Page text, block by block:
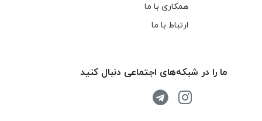
همکاری با ما
ارتباط با ما
ما را در شبکه‌های اجتماعی دنبال کنید